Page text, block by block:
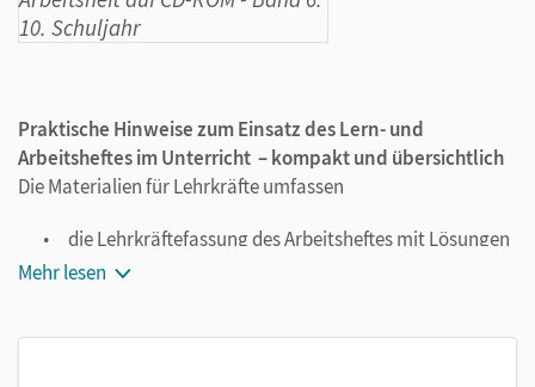
Praktische Hinweise zum Einsatz des Lern- und
Arbeitsheftes im Unterricht – kompakt und übersichtlich
Die Materialien für Lehrkräfte umfassen
die Lehrkräftefassung des Arbeitsheftes mit Lösungen
als PDF-Datei,
Kopiervorlagen zum Methodentraining und zur
Mehr lesen